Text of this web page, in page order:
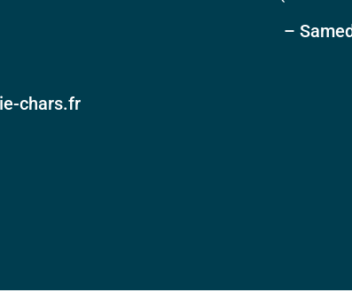
chars.fr
–